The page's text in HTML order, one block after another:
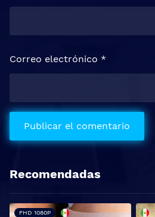
Correo electrónico *
Recomendadas
FHD 1080P